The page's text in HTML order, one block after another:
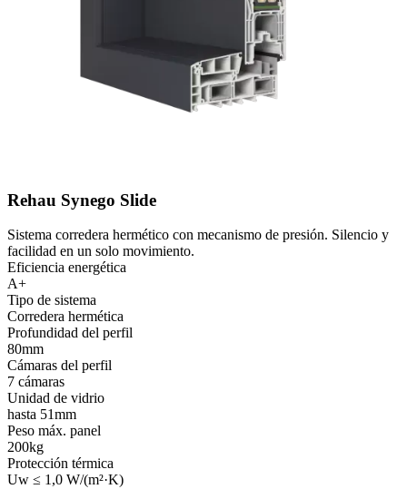
Rehau Synego Slide
Sistema corredera hermético con mecanismo de presión. Silencio y
facilidad en un solo movimiento.
Eficiencia energética
A+
Tipo de sistema
Corredera hermética
Profundidad del perfil
80mm
Cámaras del perfil
7 cámaras
Unidad de vidrio
hasta 51mm
Peso máx. panel
200kg
Protección térmica
Uw ≤ 1,0 W/(m²·K)